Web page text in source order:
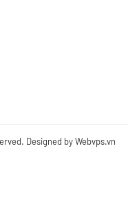
Designed byWebvps.vn